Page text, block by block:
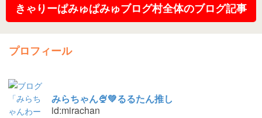
きゃりーぱみゅぱみゅブログ村全体のブログ記事
プロフィール
みらちゃん🍨💚るるたん推し
id:mirachan